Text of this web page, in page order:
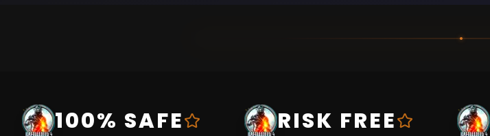
100% SAFE RISK FREE